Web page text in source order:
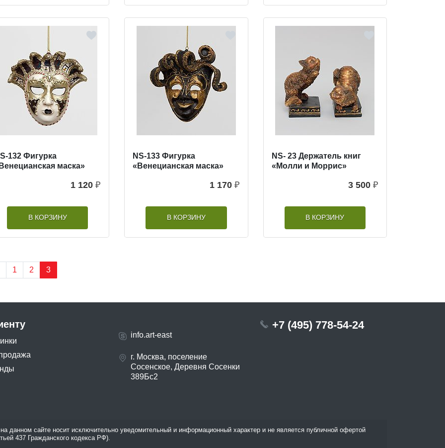
132 Фигурка
маска»
1 120 ₽
В КОРЗИНУ
NS-133 Фигурка
«Венецианская маска»
1 170 ₽
В КОРЗИНУ
NS- 23 Держатель книг
«Молли и Моррис»
3 500 ₽
В КОРЗИНУ
1 2 3
info.art-east
г. Москва, поселение
Сосенское, Деревня Сосенки
389Бс2
+7 (495) 778-54-24
сайте носит исключительно уведомительный и информационный характер и не является публичной офертой
437 Гражданского кодекса РФ).